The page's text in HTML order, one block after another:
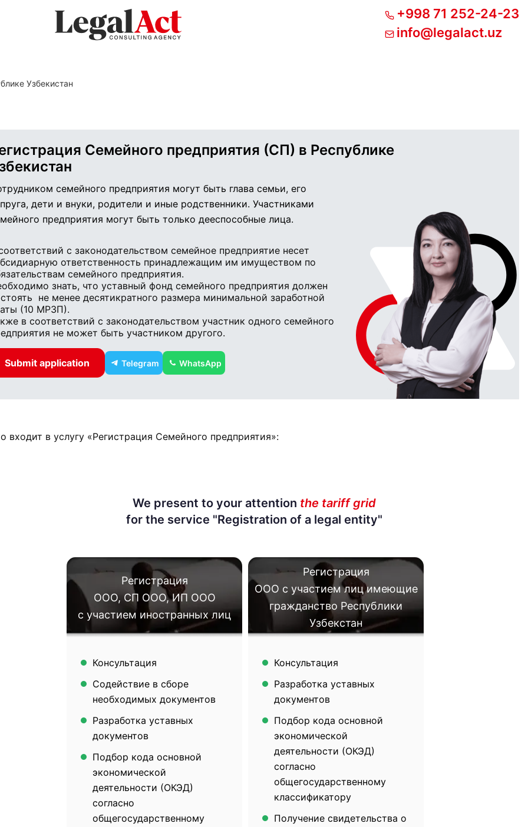
+998 71 252-24-23
info@legalact.uz
Узбекистан
Семейного предприятия (СП) в Республике
семейного предприятия могут быть глава семьи, его
дети и внуки, родители и иные родственники. Участниками
предприятия могут быть только дееспособные лица.
с законодательством семейное предприятие несет
ответственность принадлежащим им имуществом по
семейного предприятия.
знать, что уставный фонд семейного предприятия должен
не менее десятикратного размера минимальной заработной
(10 МРЗП).
в соответствий с законодательством участник одного семейного
не может быть участником другого.
Submit application Telegram WhatsApp
входит в услугу «Регистрация Семейного предприятия»:
We present to your attention the tariff grid
for the service "Registration of a legal entity"
Регистрация
ООО, СП ООО, ИП ООО
с участием иностранных лиц
Консультация
Содействие в сборе
необходимых документов
Разработка уставных
документов
Подбор кода основной
экономической
деятельности (ОКЭД)
согласно
общегосударственному
Регистрация
ООО с участием лиц имеющие
гражданство Республики
Узбекстан
Консультация
Разработка уставных
документов
Подбор кода основной
экономической
деятельности (ОКЭД)
согласно
общегосударственному
классификатору
Получение свидетельства о